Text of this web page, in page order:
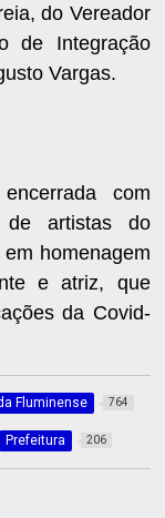
do Vereador
de Integração
Vargas.
com
de artistas do
homenagem
e atriz, que
da Covid-
Fluminense 764
Prefeitura 206